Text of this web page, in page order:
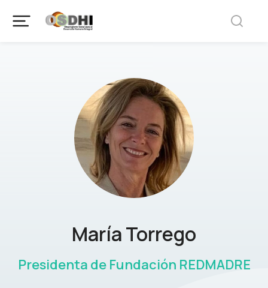
María Torrego
Presidenta de Fundación REDMADRE